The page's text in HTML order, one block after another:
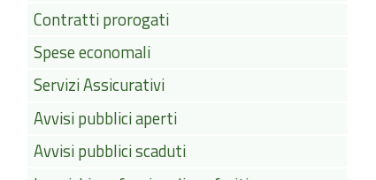
Contratti prorogati
Spese economali
Servizi Assicurativi
Avvisi pubblici aperti
Avvisi pubblici scaduti